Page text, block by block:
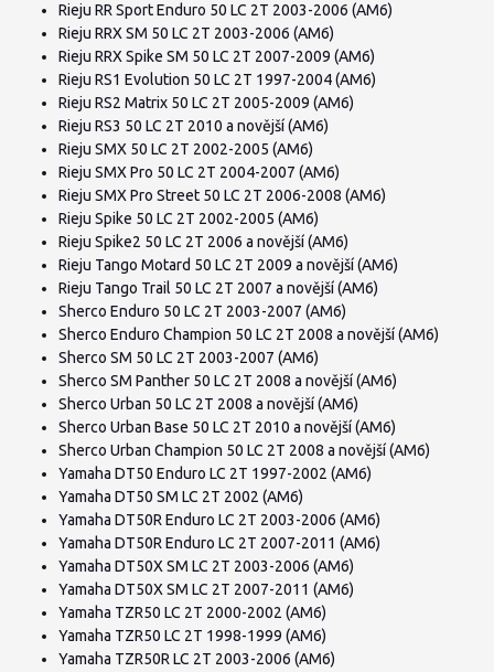
Rieju RR Sport Enduro 50 LC 2T 2003-2006 (AM6)
Rieju RRX SM 50 LC 2T 2003-2006 (AM6)
Rieju RRX Spike SM 50 LC 2T 2007-2009 (AM6)
Rieju RS1 Evolution 50 LC 2T 1997-2004 (AM6)
Rieju RS2 Matrix 50 LC 2T 2005-2009 (AM6)
Rieju RS3 50 LC 2T 2010 a novější (AM6)
Rieju SMX 50 LC 2T 2002-2005 (AM6)
Rieju SMX Pro 50 LC 2T 2004-2007 (AM6)
Rieju SMX Pro Street 50 LC 2T 2006-2008 (AM6)
Rieju Spike 50 LC 2T 2002-2005 (AM6)
Rieju Spike2 50 LC 2T 2006 a novější (AM6)
Rieju Tango Motard 50 LC 2T 2009 a novější (AM6)
Rieju Tango Trail 50 LC 2T 2007 a novější (AM6)
Sherco Enduro 50 LC 2T 2003-2007 (AM6)
Sherco Enduro Champion 50 LC 2T 2008 a novější (AM6)
Sherco SM 50 LC 2T 2003-2007 (AM6)
Sherco SM Panther 50 LC 2T 2008 a novější (AM6)
Sherco Urban 50 LC 2T 2008 a novější (AM6)
Sherco Urban Base 50 LC 2T 2010 a novější (AM6)
Sherco Urban Champion 50 LC 2T 2008 a novější (AM6)
Yamaha DT50 Enduro LC 2T 1997-2002 (AM6)
Yamaha DT50 SM LC 2T 2002 (AM6)
Yamaha DT50R Enduro LC 2T 2003-2006 (AM6)
Yamaha DT50R Enduro LC 2T 2007-2011 (AM6)
Yamaha DT50X SM LC 2T 2003-2006 (AM6)
Yamaha DT50X SM LC 2T 2007-2011 (AM6)
Yamaha TZR50 LC 2T 2000-2002 (AM6)
Yamaha TZR50 LC 2T 1998-1999 (AM6)
Yamaha TZR50R LC 2T 2003-2006 (AM6)